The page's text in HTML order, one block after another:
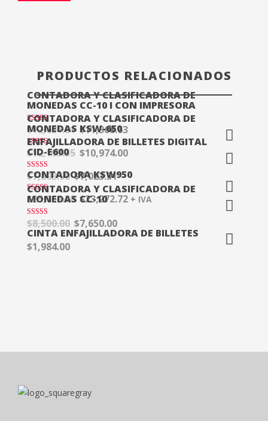
PRODUCTOS RELACIONADOS
¡OFERTA!
CONTADORA Y CLASIFICADORA DE
MONEDAS CC-10 I CON IMPRESORA
Valorado en
5.00
de 5
$12,631.81 $11,368.63
¡OFERTA!
CONTADORA Y CLASIFICADORA DE
MONEDAS KSW-650
Valorado en
5.00
de 5
$12,193.35 $10,974.00
¡OFERTA!
ENFAJILLADORA DE BILLETES DIGITAL
CID-E600
Valorado en
5.00
de 5
$7,803.90 $7,023.51
¡OFERTA!
CONTADORA KSW950
Valorado en
5.00
de 5
$25,858.58 $23,272.72 + IVA
¡OFERTA!
CONTADORA Y CLASIFICADORA DE
MONEDAS CC-10
Valorado en
4.92
de 5
$8,500.00 $7,650.00
CINTA ENFAJILLADORA DE BILLETES
$1,984.00